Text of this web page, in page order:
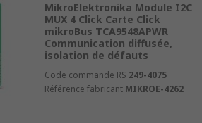
MikroElektronika Module I2C
MUX 4 Click Carte Click
mikroBus TCA9548APWR
Communication diffusée,
isolation de défauts
Code commande RS 249-4075
Référence fabricant MIKROE-4262